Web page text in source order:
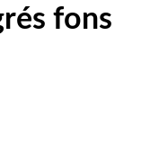
fons